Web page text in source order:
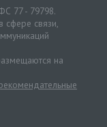
77 - 79798.
связи,
на